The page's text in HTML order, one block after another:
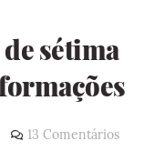
sétima
13 Comentários